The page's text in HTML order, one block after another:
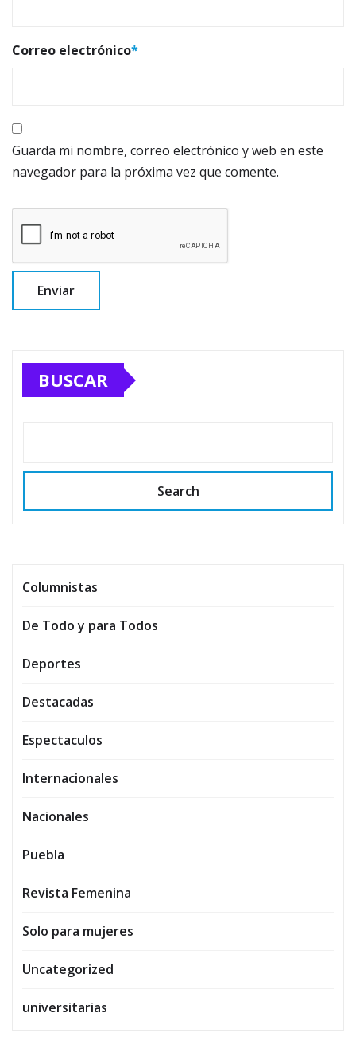
Correo electrónico*
Guarda mi nombre, correo electrónico y web en este
navegador para la próxima vez que comente.
BUSCAR
Search
Columnistas
De Todo y para Todos
Deportes
Destacadas
Espectaculos
Internacionales
Nacionales
Puebla
Revista Femenina
Solo para mujeres
Uncategorized
universitarias